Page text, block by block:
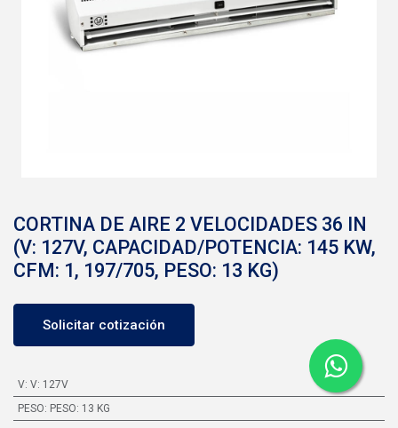
CORTINA DE AIRE 2 VELOCIDADES 36 IN
(V: 127V, CAPACIDAD/POTENCIA: 145 KW,
CFM: 1, 197/705, PESO: 13 KG)
Solicitar cotización
V: V: 127V
PESO: PESO: 13 KG